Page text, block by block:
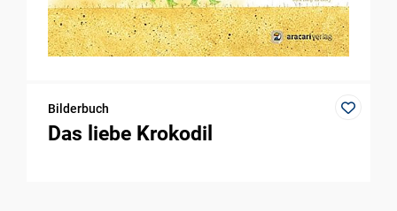
Bilderbuch
Das liebe Krokodil